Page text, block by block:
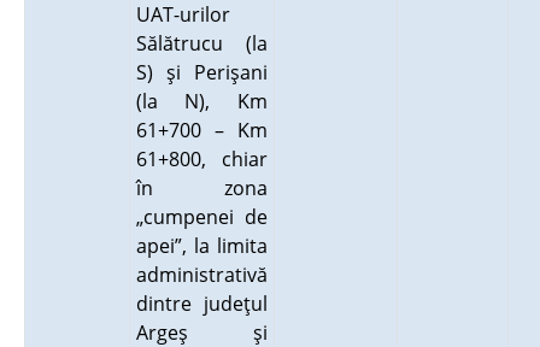
UAT-urilor
Sălătrucu (la
S) şi Perişani
(la N), Km
61+700 – Km
61+800, chiar
în zona
„cumpenei de
apei”, la limita
administrativă
dintre judeţul
Argeş şi